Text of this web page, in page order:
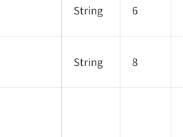
String 6
String 8